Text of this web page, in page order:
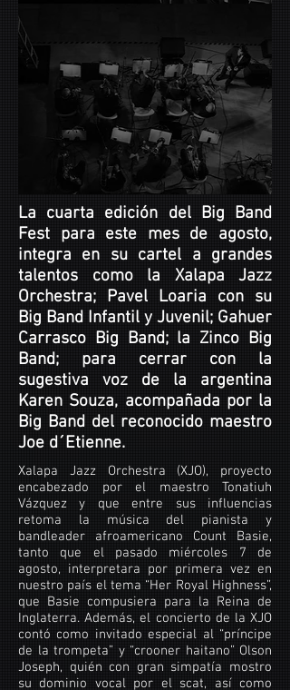
La cuarta edición del Big Band
Fest para este mes de agosto,
integra en su cartel a grandes
talentos como la Xalapa Jazz
Orchestra; Pavel Loaria con su
Big Band Infantil y Juvenil; Gahuer
Carrasco Big Band; la Zinco Big
Band; para cerrar con la
sugestiva voz de la argentina
Karen Souza, acompañada por la
Big Band del reconocido maestro
Joe d´Etienne.
Xalapa Jazz Orchestra (XJO), proyecto
encabezado por el maestro Tonatiuh
Vázquez y que entre sus influencias
retoma la música del pianista y
bandleader afroamericano Count Basie,
tanto que el pasado miércoles 7 de
agosto, interpretara por primera vez en
nuestro país el tema “Her Royal Highness”,
que Basie compusiera para la Reina de
Inglaterra. Además, el concierto de la XJO
contó como invitado especial al “príncipe
de la trompeta” y “crooner haitano” Olson
Joseph, quién con gran simpatía mostro
su dominio vocal por el scat, así como